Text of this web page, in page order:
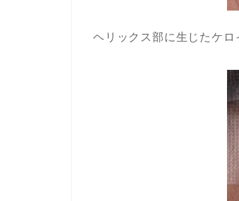
ヘリックス部に生じたケロ